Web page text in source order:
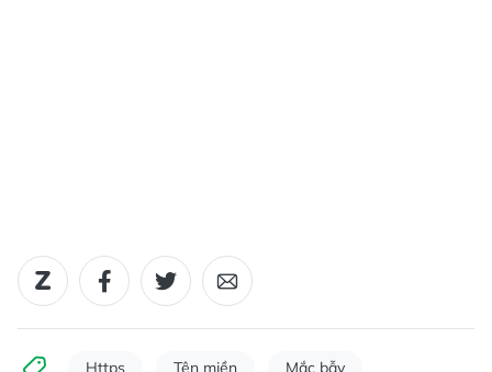
Https Tên miền Mắc bẫy